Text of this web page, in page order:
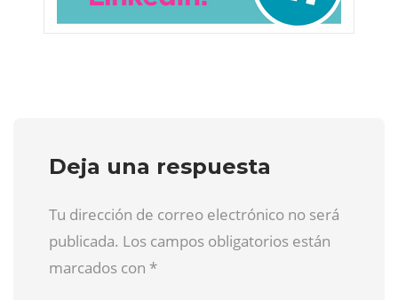
Deja una respuesta
Tu dirección de correo electrónico no será
publicada. Los campos obligatorios están
marcados con *